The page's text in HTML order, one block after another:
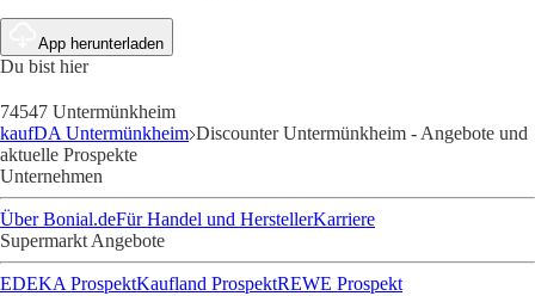
App herunterladen
Du bist hier
74547 Untermünkheim
kaufDA Untermünkheim Discounter Untermünkheim - Angebote und
aktuelle Prospekte
Unternehmen
Über Bonial.deFür Handel und HerstellerKarriere
Supermarkt Angebote
EDEKA ProspektKaufland ProspektREWE Prospekt